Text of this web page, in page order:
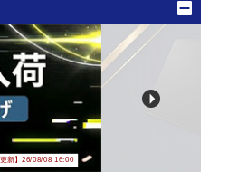
新】26/08/08 16:00